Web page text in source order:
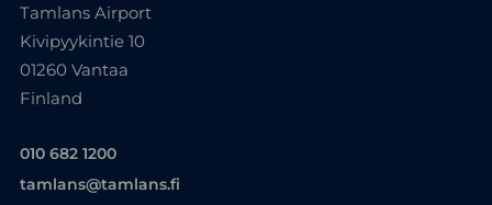
Tamlans Airport
Kivipyykintie 10
01260 Vantaa
Finland
010 682 1200
tamlans@tamlans.fi